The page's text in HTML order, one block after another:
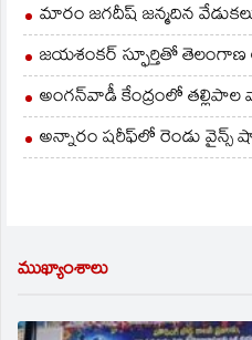
మారం జగదీష్ జన్మదిన
జయశంకర్ స్ఫూర్తితో తెలంగాణ
అంగన్‌వాడీ కేంద్రంలో తల్లిపాల
అన్నారం షరీఫ్‌లో రెండు వైన్స్
ముఖ్యాంశాలు